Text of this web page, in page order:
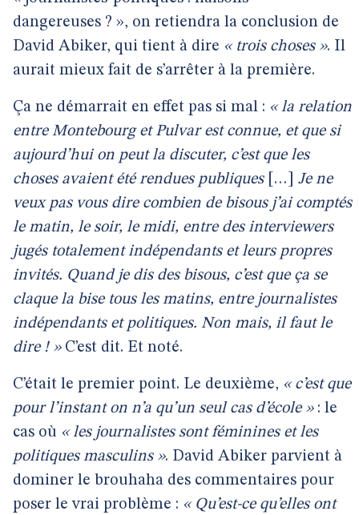
dangereuses ? », on retiendra la conclusion de
David Abiker, qui tient à dire « trois choses ». Il
aurait mieux fait de s’arrêter à la première.
Ça ne démarrait en effet pas si mal : « la relation
entre Montebourg et Pulvar est connue, et que si
aujourd’hui on peut la discuter, c’est que les
choses avaient été rendues publiques[…] Je ne
veux pas vous dire combien de bisous j’ai comptés
le matin, le soir, le midi, entre des interviewers
jugés totalement indépendants et leurs propres
invités. Quand je dis des bisous, c’est que ça se
claque la bise tous les matins, entre journalistes
indépendants et politiques. Non mais, il faut le
dire ! »C’est dit. Et noté.
C’était le premier point. Le deuxième, « c’est que
pour l’instant on n’a qu’un seul cas d’école »: le
cas où « les journalistes sont féminines et les
politiques masculins ». David Abiker parvient à
dominer le brouhaha des commentaires pour
poser le vrai problème : « Qu’est-ce qu’elles ont